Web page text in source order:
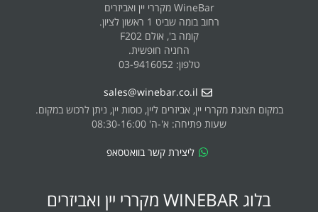
WineBar מקררי יין ואביזרים
רחוב בומה שביט 1 ראשון לציון.
קומה ב', אולם F202
החניה חופשית.
טלפון: 03-9416052
sales@winebar.co.il
במקום תצוגת מקררי יין, אביזרים ליין, כוסות יין, ניתן לרכוש במקום.
שעות פתיחה: א'-ה' 08:30-16:00
ליצירת קשר בוואטסאפ
בלוג WINEBAR מקררי יין ואביזרים